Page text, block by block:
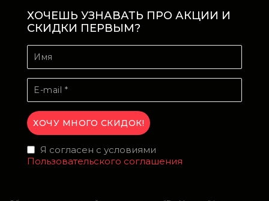
ХОЧЕШЬ УЗНАВАТЬ ПРО АКЦИИ И
СКИДКИ ПЕРВЫМ?
Я согласен с условиями
Пользовательского соглашения